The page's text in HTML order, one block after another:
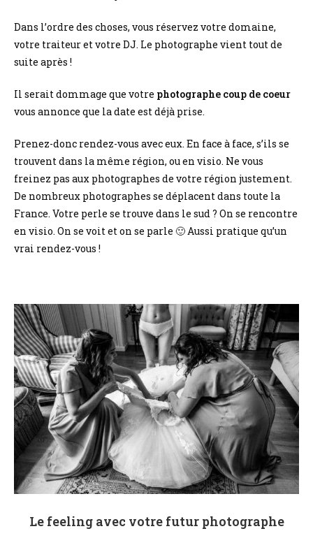
Dans l’ordre des choses, vous réservez votre domaine,
votre traiteur et votre DJ. Le photographe vient tout de
suite après !
Il serait dommage que votre photographe coup de coeur
vous annonce que la date est déjà prise.
Prenez-donc rendez-vous avec eux. En face à face, s’ils se
trouvent dans la même région, ou en visio. Ne vous
freinez pas aux photographes de votre région justement.
De nombreux photographes se déplacent dans toute la
France. Votre perle se trouve dans le sud ? On se rencontre
en visio. On se voit et on se parle 🙂 Aussi pratique qu’un
vrai rendez-vous !
Le feeling avec votre futur photographe